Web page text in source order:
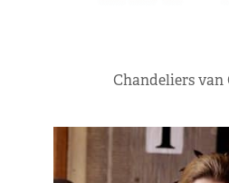
Chandeliers van